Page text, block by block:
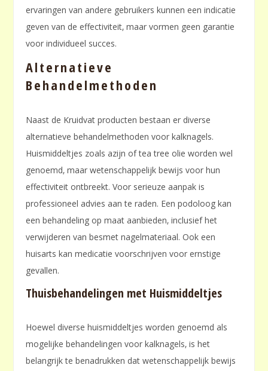
ervaringen van andere gebruikers kunnen een indicatie
geven van de effectiviteit‚ maar vormen geen garantie
voor individueel succes.
Alternatieve
Behandelmethoden
Naast de Kruidvat producten bestaan er diverse
alternatieve behandelmethoden voor kalknagels.
Huismiddeltjes zoals azijn of tea tree olie worden wel
genoemd‚ maar wetenschappelijk bewijs voor hun
effectiviteit ontbreekt. Voor serieuze aanpak is
professioneel advies aan te raden. Een podoloog kan
een behandeling op maat aanbieden‚ inclusief het
verwijderen van besmet nagelmateriaal. Ook een
huisarts kan medicatie voorschrijven voor ernstige
gevallen.
Thuisbehandelingen met Huismiddeltjes
Hoewel diverse huismiddeltjes worden genoemd als
mogelijke behandelingen voor kalknagels‚ is het
belangrijk te benadrukken dat wetenschappelijk bewijs